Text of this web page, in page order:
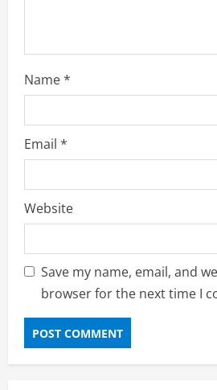
Name*
Email *
Website
Save my name, email, and
browser for the next time I